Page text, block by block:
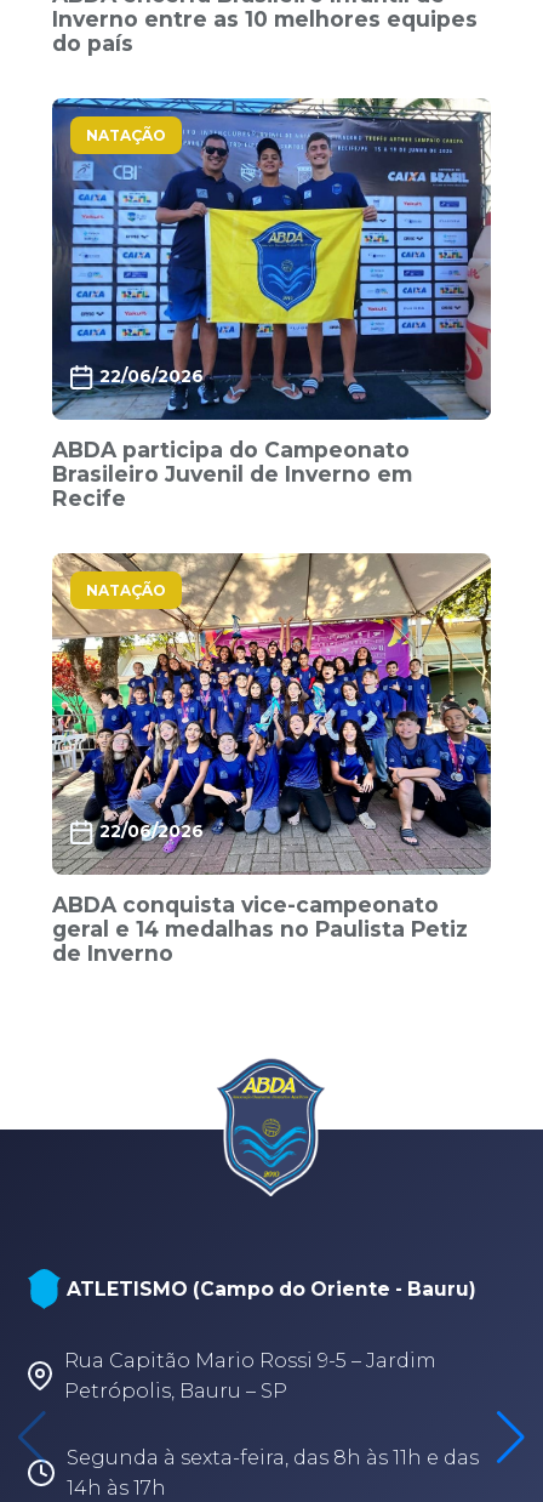
Inverno entre as 10 melhores equipes
do país
NATAÇÃO
22/06/2026
ABDA participa do Campeonato
Brasileiro Juvenil de Inverno em
Recife
NATAÇÃO
22/06/2026
ABDA conquista vice-campeonato
geral e 14 medalhas no Paulista Petiz
de Inverno
ATLETISMO (Campo do Oriente - Bauru)
Rua Capitão Mario Rossi 9-5 – Jardim
Petrópolis, Bauru – SP
Segunda à sexta-feira, das 8h às 11h e das
14h às 17h